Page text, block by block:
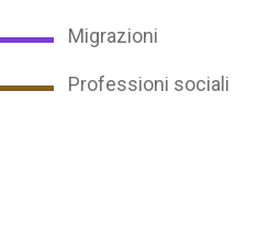
Migrazioni
Professioni sociali